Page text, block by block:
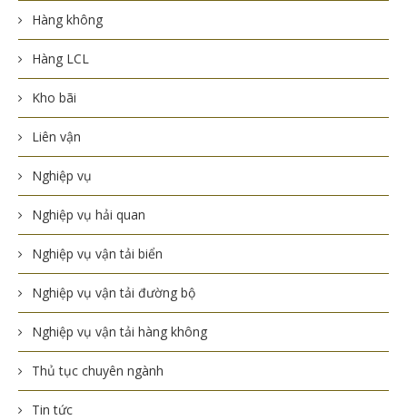
Hàng không
Hàng LCL
Kho bãi
Liên vận
Nghiệp vụ
Nghiệp vụ hải quan
Nghiệp vụ vận tải biển
Nghiệp vụ vận tải đường bộ
Nghiệp vụ vận tải hàng không
Thủ tục chuyên ngành
Tin tức